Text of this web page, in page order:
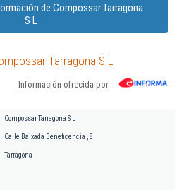
de Compossar Tarragona
S L
Tarragona S L
Información ofrecida por
Compossar Tarragona S L
Calle Baixada Beneficencia , 8
Tarragona